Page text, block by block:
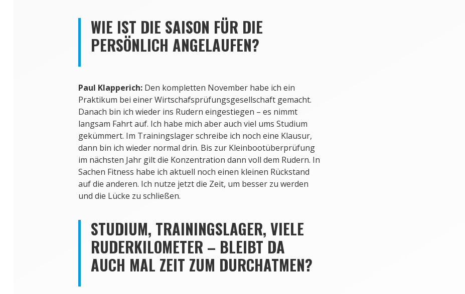
WIE IST DIE SAISON FÜR DIE
PERSÖNLICH ANGELAUFEN?
Paul Klapperich:Den kompletten November habe ich ein
Praktikum bei einer Wirtschafsprüfungsgesellschaft gemacht.
Danach bin ich wieder ins Rudern eingestiegen – es nimmt
langsam Fahrt auf. Ich habe mich aber auch viel ums Studium
gekümmert. Im Trainingslager schreibe ich noch eine Klausur,
dann bin ich wieder normal drin. Bis zur Kleinbootüberprüfung
im nächsten Jahr gilt die Konzentration dann voll dem Rudern. In
Sachen Fitness habe ich aktuell noch einen kleinen Rückstand
auf die anderen. Ich nutze jetzt die Zeit, um besser zu werden
und die Lücke zu schließen.
STUDIUM, TRAININGSLAGER, VIELE
RUDERKILOMETER – BLEIBT DA
AUCH MAL ZEIT ZUM DURCHATMEN?